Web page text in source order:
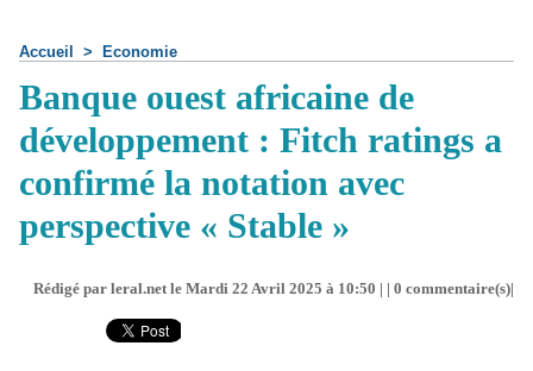
Accueil > Economie
Banque ouest africaine de
développement : Fitch ratings a
confirmé la notation avec
perspective « Stable »
Rédigé par leral.net le Mardi 22 Avril 2025 à 10:50 | | 0 commentaire(s)|